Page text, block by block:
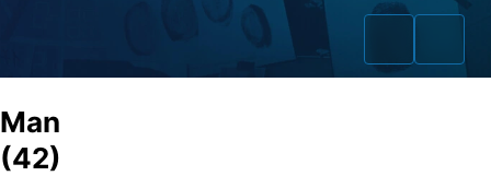
Man
(42)